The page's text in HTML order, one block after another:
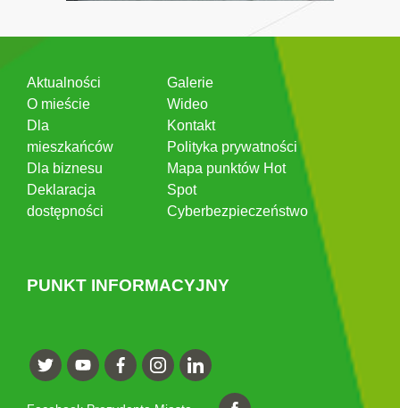
Aktualności
O mieście
Dla
mieszkańców
Dla biznesu
Deklaracja
dostępności
Galerie
Wideo
Kontakt
Polityka prywatności
Mapa punktów Hot
Spot
Cyberbezpieczeństwo
PUNKT INFORMACYJNY